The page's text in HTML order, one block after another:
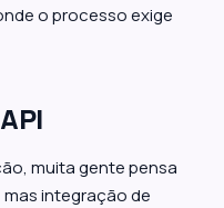
o processo exige
muita gente pensa
mas integração de